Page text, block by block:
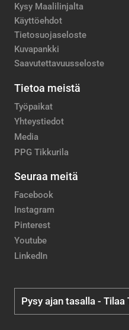
Kysy Maalilinjalta
Käyttöehdot
Tietosuojaseloste
Kuvapankki
Saavutettavuusseloste
Tietoa meistä
Työpaikat
Yhteystiedot
Media
PPG Tikkurila
Seuraa meitä
Facebook
Instagram
Pinterest
Youtube
LinkedIn
Pysy ajan tasalla -